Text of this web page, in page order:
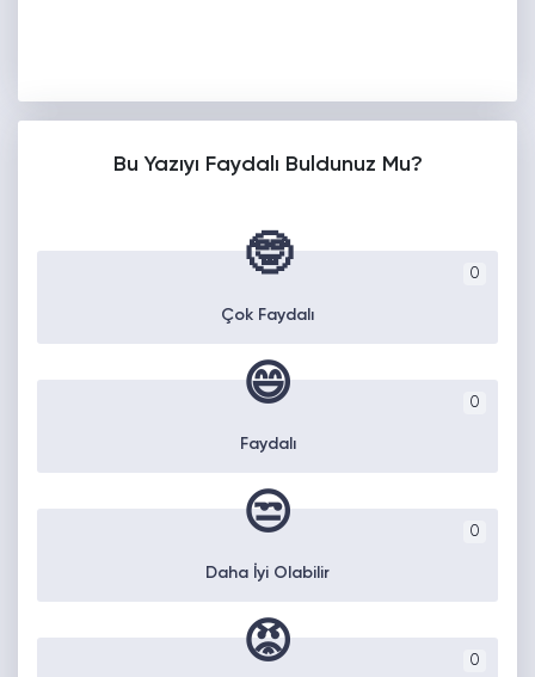
Bu Yazıyı Faydalı Buldunuz Mu?
0
🤓
Çok Faydalı
0
😄
Faydalı
0
😒
Daha İyi Olabilir
0
😡